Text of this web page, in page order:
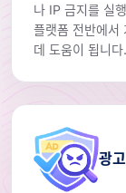
나 IP 금지를 실
플랫폼 전반에서
데 도움이 됩니다.
광